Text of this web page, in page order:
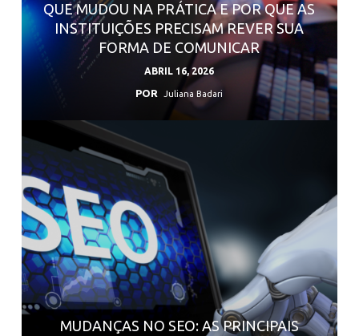
QUE MUDOU NA PRÁTICA E POR QUE AS
INSTITUIÇÕES PRECISAM REVER SUA
FORMA DE COMUNICAR
ABRIL 16, 2026
POR Juliana Badari
MUDANÇAS NO SEO: AS PRINCIPAIS